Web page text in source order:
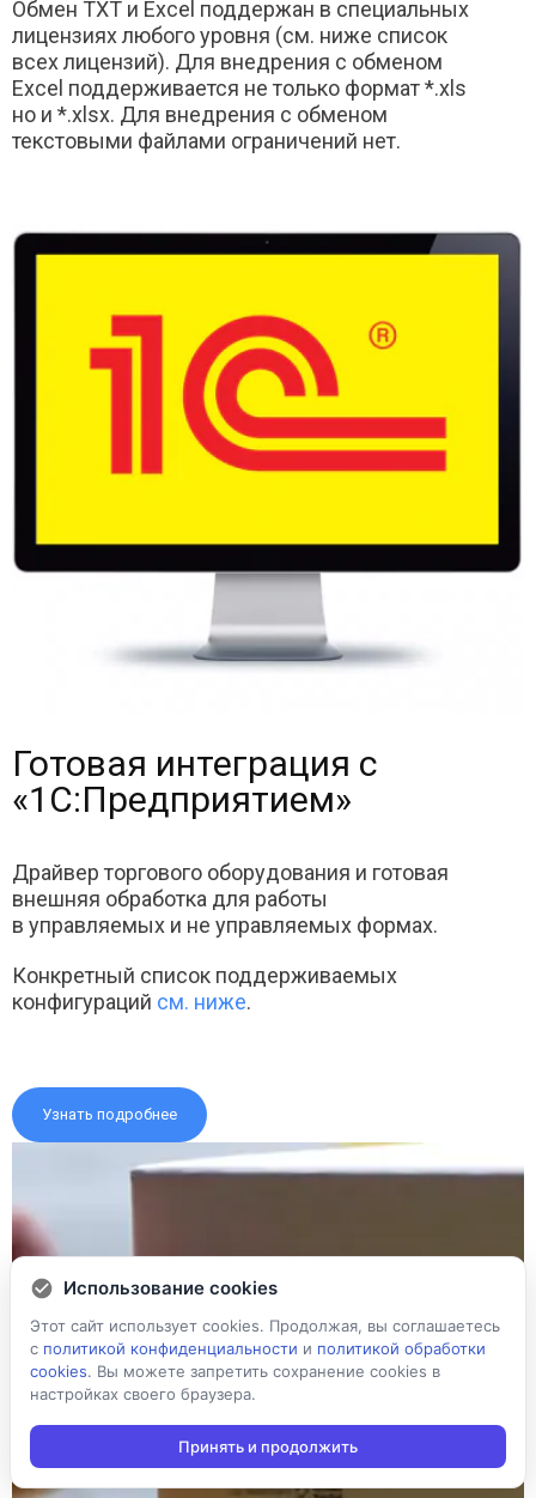
Обмен TXT и Excel поддержан в специальных
лицензиях любого уровня (см. ниже список
всех лицензий). Для внедрения с обменом
Excel поддерживается не только формат *.xls
но и *.xlsx. Для внедрения с обменом
текстовыми файлами ограничений нет.
Готовая интеграция с
«1С:Предприятием»
Драйвер торгового оборудования и готовая
внешняя обработка для работы
в управляемых и не управляемых формах.
Конкретный список поддерживаемых
конфигураций см. ниже.
Узнать подробнее
Использование cookies
Этот сайт использует cookies. Продолжая, вы соглашаетесь
с политикой конфиденциальности и политикой обработки
cookies. Вы можете запретить сохранение cookies в
настройках своего браузера.
Принять и продолжить